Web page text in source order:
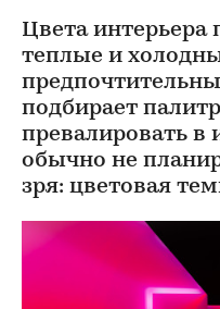
Цвета интерьера
теплые и
подбирает
превалировать в
обычно не
зря: цветовая